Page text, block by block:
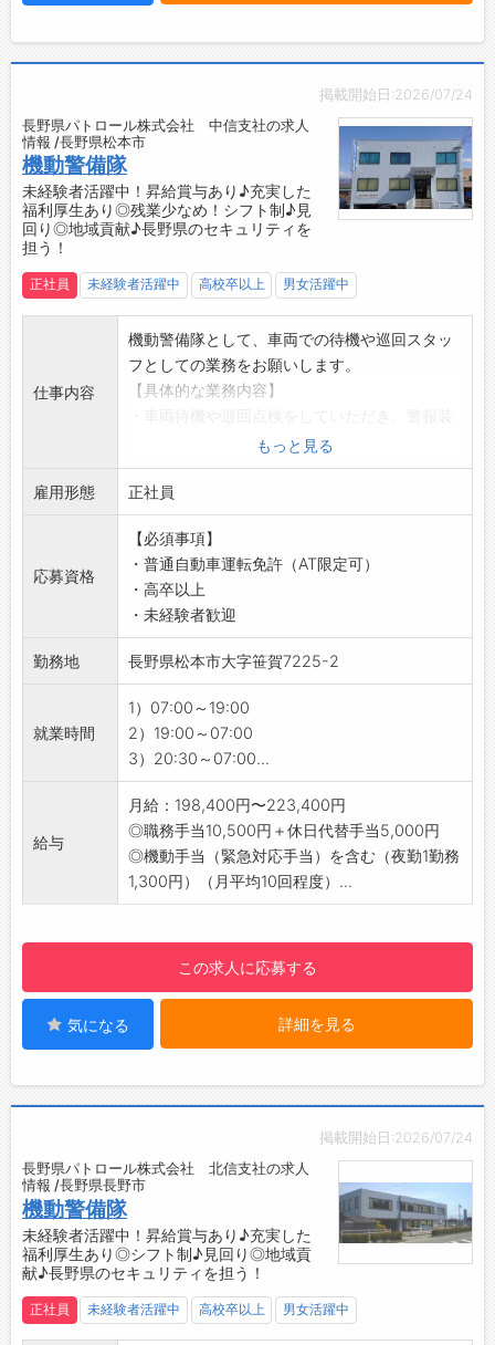
提案をお願いします。
・入社後は約1週間程度、座学を含めた研修制度
め、未経験からでも安心してチャレンジできま
【変更の範囲】
会社の定めた業務
掲載開始日:2026/07/24
長野県パトロール株式会社 中信支社の求人
情報 /長野県松本市
機動警備隊
未経験者活躍中！昇給賞与あり♪充実した
福利厚生あり◎残業少なめ！シフト制♪見
回り◎地域貢献♪長野県のセキュリティを
担う！
正社員 未経験者活躍中 高校卒以上 男女活躍中
仕事内容
機動警備隊として、車両での待機や巡回スタッ
フとしての業務をお願いします。
【具体的な業務内容】
置が作動した際に、会社・事務所・個人宅へ急
行し、異常の確認・処置をしていただきます。
◎対応範囲は決められており、遠距離への出動
は基本的にありませんので、無理なく継続的に
働くことができます！
【おすすめポイント】
◆未経験からでもキャリアアップできる環境で
す！
・丁寧な研修が用意されており、資格や経験が
なくても安心してスタートできます◎
としてのキャリアを築くことが可能です。
【研修制度】
◇充実のサポート体制あり！
・「お客様の安心・安全を守る」ことを使命
に、プロとして研修は欠かせません！
・入社時に警備員研修を行いますので、初めて
の方も安心してスタートできます。
◆資格支援制度あり！
・資格支援制度を活用し、資格取得により給与
・あなたのキャリアアップを応援し、長期的な
【やりがい】
・機動警備隊として、直接お客様と接し、「あ
を感じられるやりがいのある仕事です。
・安全を守る使命感とお客様の信頼を得ること
で、日々の業務に誇りを持って取り組めます。
【職場の雰囲気】
・和やかな雰囲気の職場で、社歴や部署に関係
なく、皆が笑顔で交流しています♪
もっと見る
雇用形態 正社員
応募資格
【必須事項】
・普通自動車運転免許（AT限定可）
・高卒以上
・未経験者歓迎
勤務地 長野県松本市大字笹賀7225-2
就業時間
1）07:00～19:00
2）19:00～07:00
3）20:30～07:00...
給与
月給：198,400円〜223,400円
◎職務手当10,500円＋休日代替手当5,000円
◎機動手当（緊急対応手当）を含む（夜勤1勤務
1,300円）（月平均10回程度）...
この求人に応募する
気になる 詳細を見る
掲載開始日:2026/07/24
長野県パトロール株式会社 北信支社の求人
情報 /長野県長野市
機動警備隊
未経験者活躍中！昇給賞与あり♪充実した
福利厚生あり◎シフト制♪見回り◎地域貢
献♪長野県のセキュリティを担う！
正社員 未経験者活躍中 高校卒以上 男女活躍中